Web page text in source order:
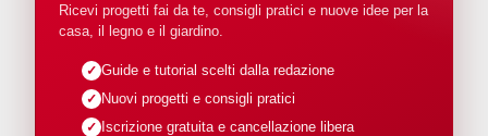
Ricevi progetti fai da te, consigli pratici e nuove idee per la
casa, il legno e il giardino.
Guide e tutorial scelti dalla redazione
Nuovi progetti e consigli pratici
Iscrizione gratuita e cancellazione libera